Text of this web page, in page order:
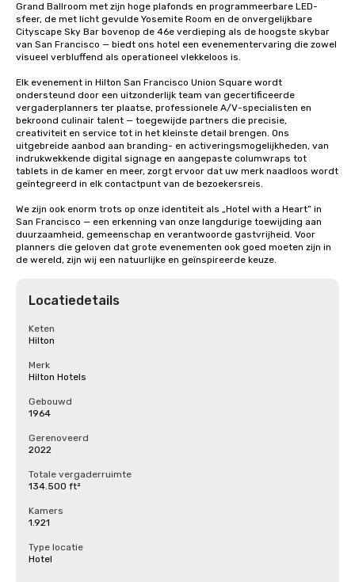
Grand Ballroom met zijn hoge plafonds en programmeerbare LED-
sfeer, de met licht gevulde Yosemite Room en de onvergelijkbare
Cityscape Sky Bar bovenop de 46e verdieping als de hoogste skybar
van San Francisco — biedt ons hotel een evenementervaring die zowel
visueel verbluffend als operationeel vlekkeloos is.
Elk evenement in Hilton San Francisco Union Square wordt
ondersteund door een uitzonderlijk team van gecertificeerde
vergaderplanners ter plaatse, professionele A/V-specialisten en
bekroond culinair talent — toegewijde partners die precisie,
creativiteit en service tot in het kleinste detail brengen. Ons
uitgebreide aanbod aan branding- en activeringsmogelijkheden, van
indrukwekkende digital signage en aangepaste columwraps tot
tablets in de kamer en meer, zorgt ervoor dat uw merk naadloos wordt
geïntegreerd in elk contactpunt van de bezoekersreis.
We zijn ook enorm trots op onze identiteit als „Hotel with a Heart” in
San Francisco — een erkenning van onze langdurige toewijding aan
duurzaamheid, gemeenschap en verantwoorde gastvrijheid. Voor
planners die geloven dat grote evenementen ook goed moeten zijn in
de wereld, zijn wij een natuurlijke en geïnspireerde keuze.
Locatiedetails
Keten
Hilton
Merk
Hilton Hotels
Gebouwd
1964
Gerenoveerd
2022
Totale vergaderruimte
134.500 ft²
Kamers
1.921
Type locatie
Hotel